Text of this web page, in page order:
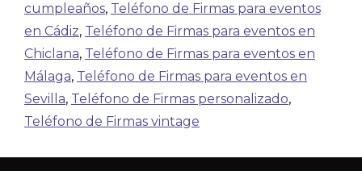
cumpleaños, Teléfono de Firmas para eventos
en Cádiz, Teléfono de Firmas para eventos en
Chiclana, Teléfono de Firmas para eventos en
Málaga, Teléfono de Firmas para eventos en
Sevilla, Teléfono de Firmas personalizado,
Teléfono de Firmas vintage